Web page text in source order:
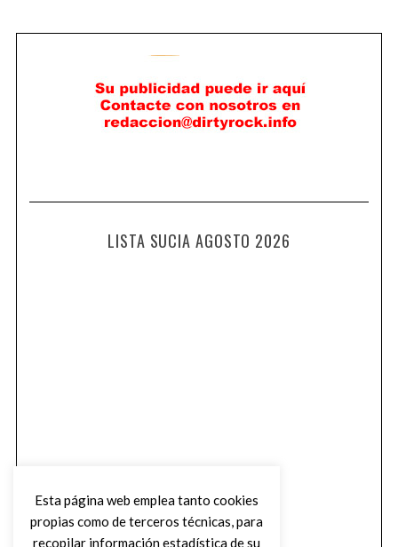
LISTA SUCIA AGOSTO 2026
Esta página web emplea tanto cookies
propias como de terceros técnicas, para
recopilar información estadística de su